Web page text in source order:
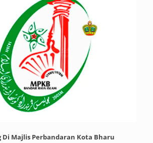
Di Majlis Perbandaran Kota Bharu